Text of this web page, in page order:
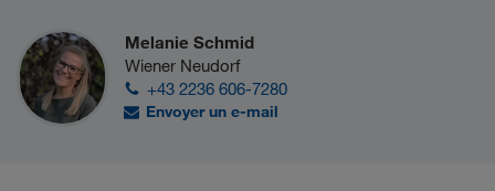
Melanie Schmid
Wiener Neudorf
+43 2236 606-7280
Envoyer un e-mail